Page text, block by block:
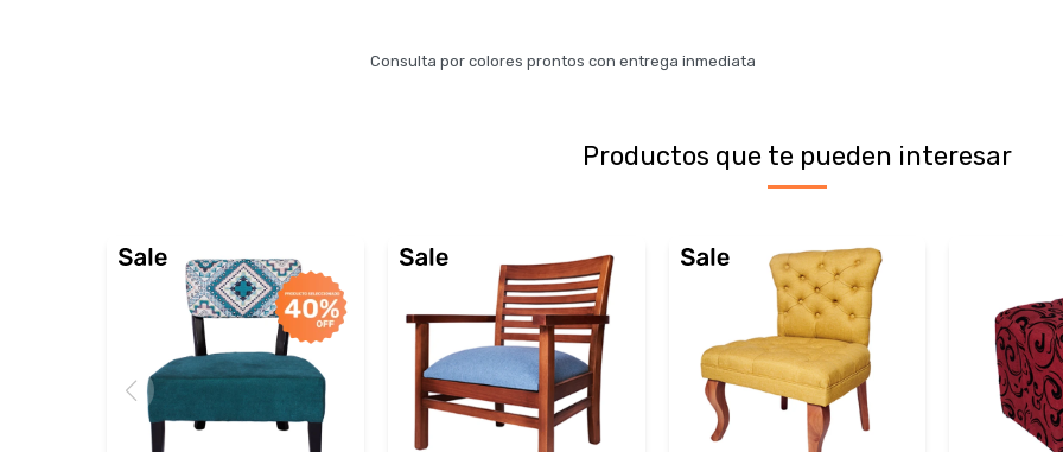
Consulta por colores prontos con entrega inmediata
Productos que te pueden interesar